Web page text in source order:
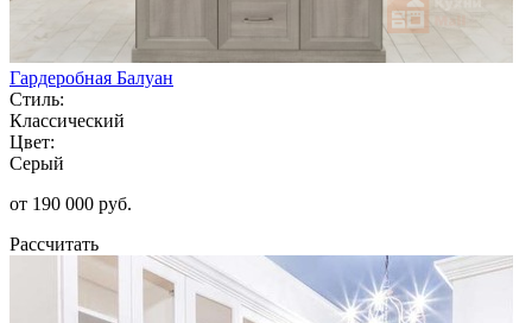
Гардеробная Балуан
Стиль:
Классический
Цвет:
Серый
от 190 000 руб.
Рассчитать